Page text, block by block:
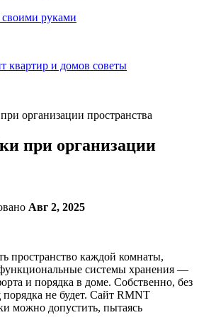
руками
квартир и домов советы
организации пространства
при организации
Авг 2, 2025
пространство каждой комнаты,
системы хранения —
и порядка в доме. Собственно, без
не будет. Сайт RMNT
можно допустить, пытаясь